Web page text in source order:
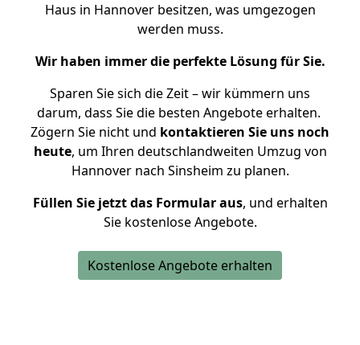
Haus in Hannover besitzen, was umgezogen
werden muss.
Wir haben immer die perfekte Lösung für Sie.
Sparen Sie sich die Zeit – wir kümmern uns
darum, dass Sie die besten Angebote erhalten.
Zögern Sie nicht und kontaktieren Sie uns noch
heute, um Ihren deutschlandweiten Umzug von
Hannover nach Sinsheim zu planen.
Füllen Sie jetzt das Formular aus, und erhalten
Sie kostenlose Angebote.
Kostenlose Angebote erhalten